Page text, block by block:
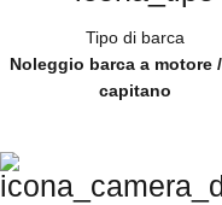
Tipo di barca
Noleggio barca a motore
capitano